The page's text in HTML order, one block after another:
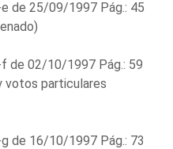
e de 25/09/1997 Pág.: 45
f de 02/10/1997 Pág.: 59
votos particulares
g de 16/10/1997 Pág.: 73